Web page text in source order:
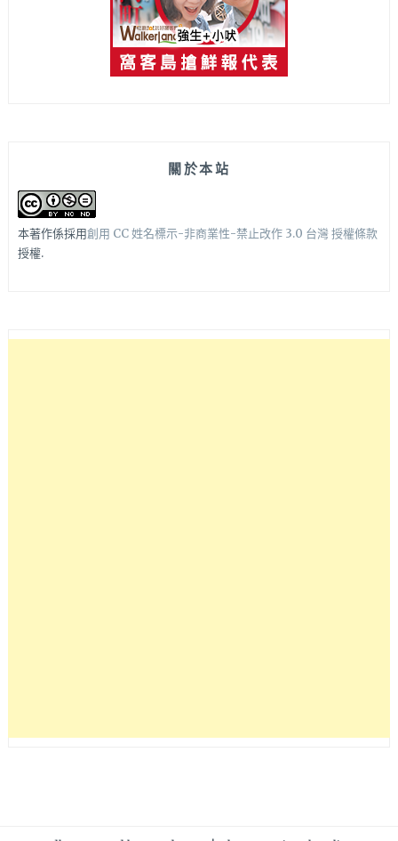
關於本站
本著作係採用創用 CC 姓名標示-非商業性-禁止改作 3.0 台灣 授權條款
授權.